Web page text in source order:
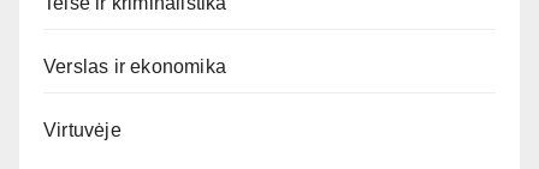
Verslas ir ekonomika
Virtuvėje